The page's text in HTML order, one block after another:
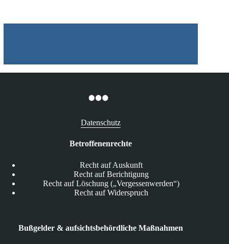
Datenschutz
Betroffenenrechte
Recht auf Auskunft
Recht auf Berichtigung
Recht auf Löschung („Vergessenwerden“)
Recht auf Widerspruch
Bußgelder & aufsichtsbehördliche Maßnahmen